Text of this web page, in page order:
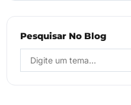
Pesquisar No Blog